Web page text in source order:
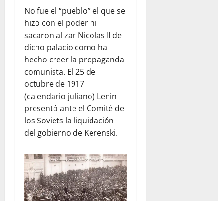
No fue el “pueblo” el que se
hizo con el poder ni
sacaron al zar Nicolas II de
dicho palacio como ha
hecho creer la propaganda
comunista. El 25 de
octubre de 1917
(calendario juliano) Lenin
presentó ante el Comité de
los Soviets la liquidación
del gobierno de Kerenski.